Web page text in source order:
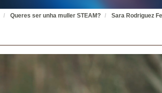
Queres ser unha muller STEAM? Sara Rodriguez